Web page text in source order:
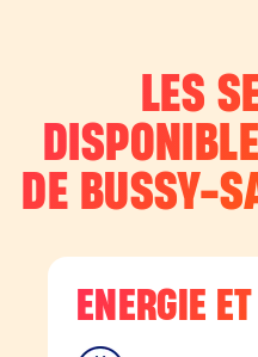
LES
DE BUSSY-
ENERGIE